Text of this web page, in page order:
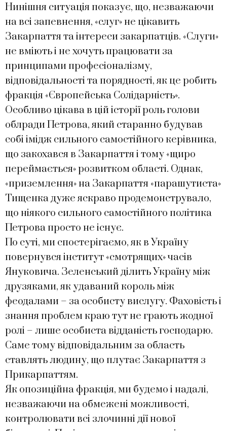
Нинішня ситуація показує, що, незважаючи
на всі запевнення, «слуг» не цікавить
Закарпаття та інтереси закарпатців. «Слуги»
не вміють і не хочуть працювати за
принципами професіоналізму,
відповідальності та порядності, як це робить
фракція «Європейська Солідарність».
Особливо цікава в цій історії роль голови
облради Петрова, який старанно будував
собі імідж сильного самостійного керівника,
що закохався в Закарпаття і тому «щиро
переймається» розвитком області. Однак,
«приземлення» на Закарпаття «парашутиста»
Тищенка дуже яскраво продемонструвало,
що ніякого сильного самостійного політика
Петрова просто не існує.
По суті, ми спостерігаємо, як в Україну
повернувся інститут «смотрящих» часів
Януковича. Зеленський ділить Україну між
друзяками, як удаваний король між
феодалами – за особисту вислугу. Фаховість і
знання проблем краю тут не грають жодної
ролі – лише особиста відданість господарю.
Саме тому відповідальним за область
ставлять людину, що плутає Закарпаття з
Прикарпаттям.
Як опозиційна фракція, ми будемо і надалі,
незважаючи на обмежені можливості,
контролювати всі злочинні дії нової